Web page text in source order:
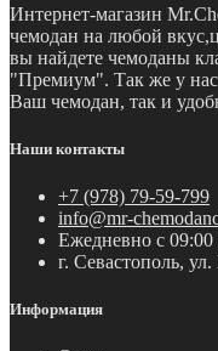
Интернет-магазин
чемодан на любой
вы найдете чемоданы
"Премиум". Так же у
Ваш чемодан, так и
Наши контакты
+7 (978) 79-59-799
info@mr-
Ежедневно с 09:00
г. Севастополь,
Информация